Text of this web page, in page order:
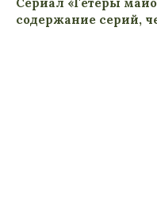
содержание серий,